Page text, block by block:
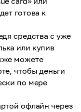
готова к
средства с уже
или купив
можете
чтобы деньги
по мере
офлайн через